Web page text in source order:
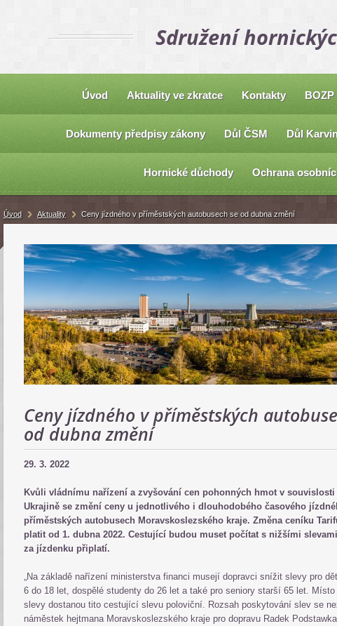
Sdružení
Úvod Aktuality ve zkratce Kontakty BOZP
Dokumenty předpisy zákony Důl ČSM Důl
Hornické důchody Ochrana
Ceny jízdného v příměstských
od dubna změní
29. 3. 2022
Kvůli vládnímu nařízení a zvyšování cen pohonných hmot v souvislosti
Ukrajině se změní ceny u jednotlivého i dlouhodobého časového
příměstských autobusech Moravskoslezského kraje. Změna ceníku
platit od 1. dubna 2022. Cestující budou muset počítat s nižšími
za jízdenku připlatí.
„Na základě nařízení ministerstva financi musejí dopravci snížit slevy pro
6 do 18 let, dospělé studenty do 26 let a také pro seniory starší 65 let. Místo
slevy dostanou tito cestující slevu poloviční. Rozsah poskytování slev se
náměstek hejtmana Moravskoslezského kraje pro dopravu Radek
Úvod Aktuality Ceny jízdného v příměstských autobusech se od dubna změní